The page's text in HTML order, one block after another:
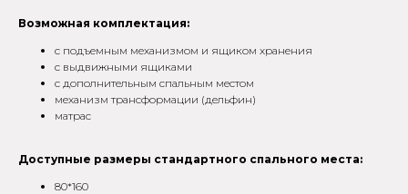
Возможная комплектация:
с подъемным механизмом и ящиком хранения
с выдвижными ящиками
с дополнительным спальным местом
механизм трансформации (дельфин)
матрас
Доступные размеры стандартного спального места:
80*160
*
-50%